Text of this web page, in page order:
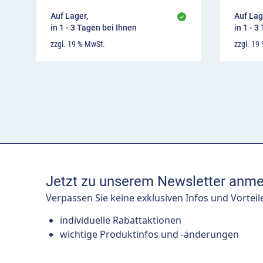
Auf Lager,
in 1 - 3 Tagen bei Ihnen
zzgl. 19 % MwSt.
Auf
in 1 - 3
zzgl. 19
Jetzt zu unserem Newsletter
Verpassen Sie keine exklusiven Infos und
individuelle Rabattaktionen
wichtige Produktinfos und -änderungen